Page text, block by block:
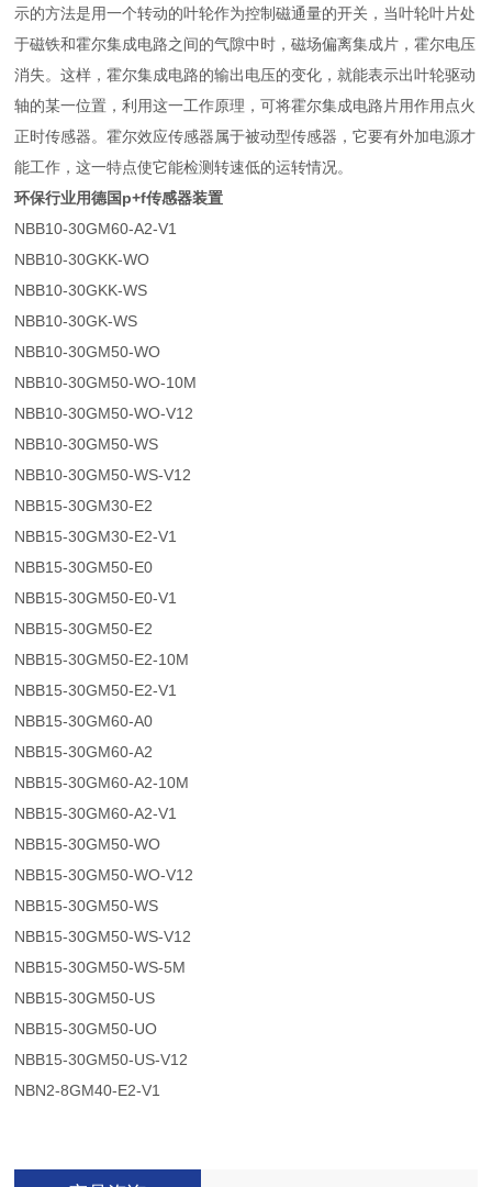
示的方法是用一个转动的叶轮作为控制磁通量的开关，当叶轮叶片处
于磁铁和霍尔集成电路之间的气隙中时，磁场偏离集成片，霍尔电压
消失。这样，霍尔集成电路的输出电压的变化，就能表示出叶轮驱动
轴的某一位置，利用这一工作原理，可将霍尔集成电路片用作用点火
正时传感器。霍尔效应传感器属于被动型传感器，它要有外加电源才
能工作，这一特点使它能检测转速低的运转情况。
环保行业用德国p+f传感器装置
NBB10-30GM60-A2-V1
NBB10-30GKK-WO
NBB10-30GKK-WS
NBB10-30GK-WS
NBB10-30GM50-WO
NBB10-30GM50-WO-10M
NBB10-30GM50-WO-V12
NBB10-30GM50-WS
NBB10-30GM50-WS-V12
NBB15-30GM30-E2
NBB15-30GM30-E2-V1
NBB15-30GM50-E0
NBB15-30GM50-E0-V1
NBB15-30GM50-E2
NBB15-30GM50-E2-10M
NBB15-30GM50-E2-V1
NBB15-30GM60-A0
NBB15-30GM60-A2
NBB15-30GM60-A2-10M
NBB15-30GM60-A2-V1
NBB15-30GM50-WO
NBB15-30GM50-WO-V12
NBB15-30GM50-WS
NBB15-30GM50-WS-V12
NBB15-30GM50-WS-5M
NBB15-30GM50-US
NBB15-30GM50-UO
NBB15-30GM50-US-V12
NBN2-8GM40-E2-V1